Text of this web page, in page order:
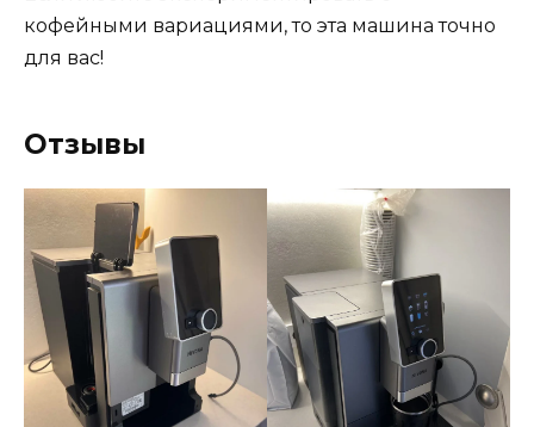
кофейными вариациями, то эта машина точно
для вас!
Отзывы